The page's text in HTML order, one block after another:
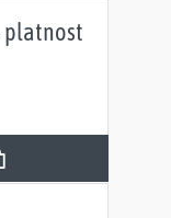
platnost